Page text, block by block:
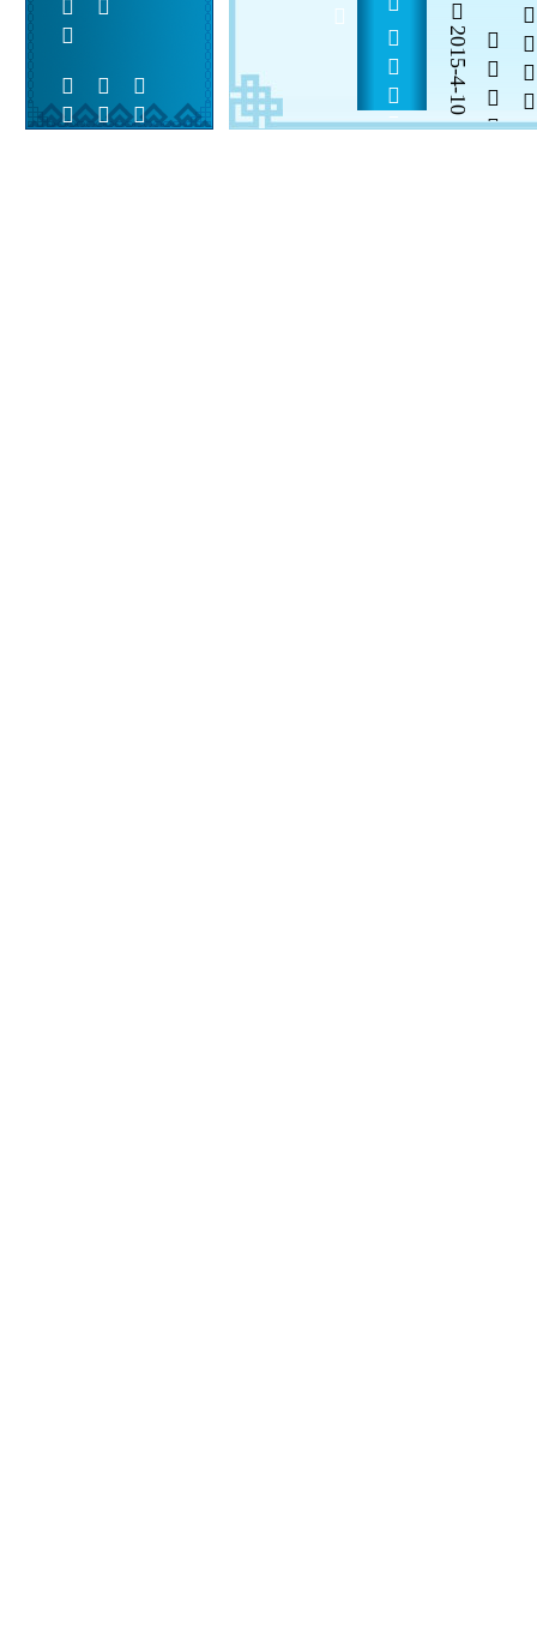
 
              2015-4-10